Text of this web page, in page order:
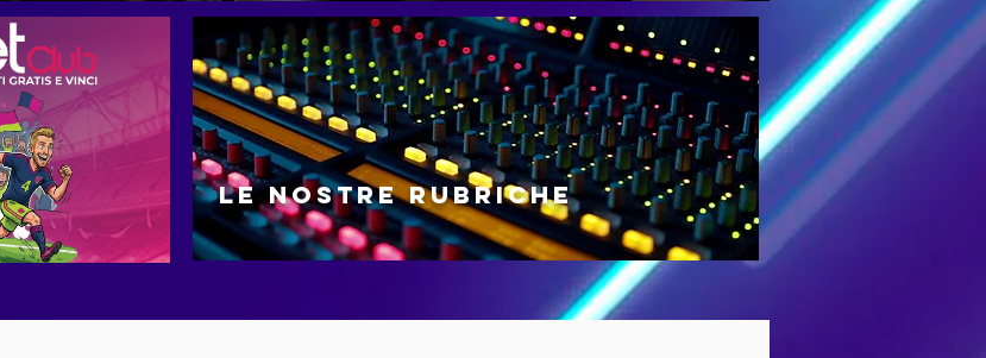
LE NOSTRE RUBRICHE